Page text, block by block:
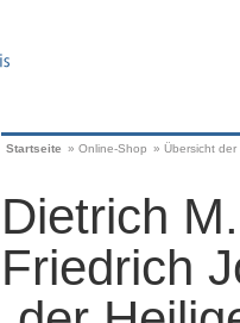
Startseite » Online-Shop » Übersicht
Dietrich
Friedrich